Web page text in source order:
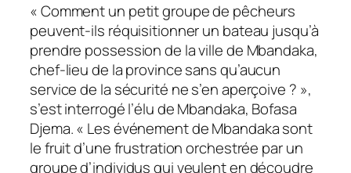
« Comment un petit groupe de pêcheurs
peuvent-ils réquisitionner un bateau jusqu’à
prendre possession de la ville de Mbandaka,
chef-lieu de la province sans qu’aucun
service de la sécurité ne s’en aperçoive ? »,
s’est interrogé l’élu de Mbandaka, Bofasa
Djema. « Les événement de Mbandaka sont
le fruit d’une frustration orchestrée par un
groupe d’individus qui veulent en découdre